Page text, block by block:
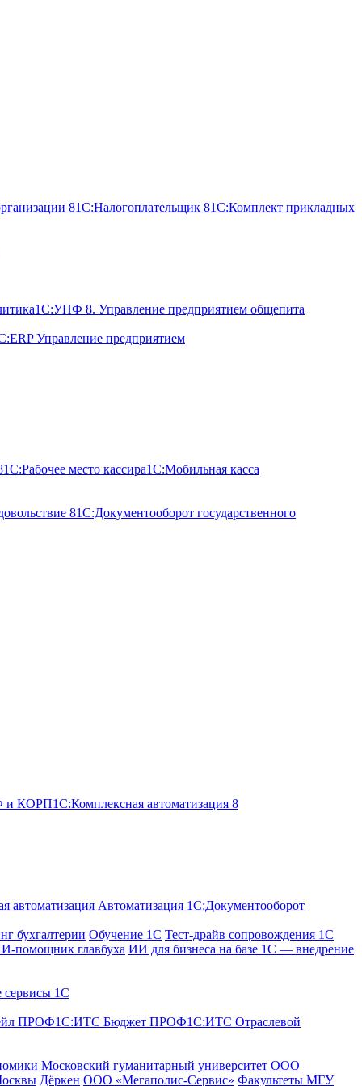
81С:Налогоплательщик 81С:Комплект прикладных
1С:УНФ 8. Управление предприятием общепита
Управление предприятием
1С:Рабочее место кассира1С:Мобильная касса
81С:Документооборот государственного
и КОРП1С:Комплексная автоматизация 8
автоматизация Автоматизация 1С:Документооборот
бухгалтерии Обучение 1С Тест-драйв сопровождения 1С
помощник главбуха ИИ для бизнеса на базе 1С — внедрение
сервисы 1С
ПРОФ1С:ИТС Бюджет ПРОФ1С:ИТС Отраслевой
Московский гуманитарный университет ООО
Дёркен ООО «Мегаполис-Сервис» Факультеты МГУ